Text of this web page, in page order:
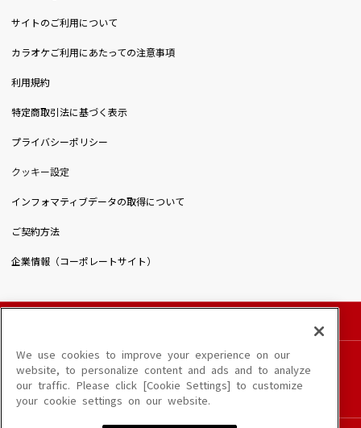
サイトのご利用について
カラオケご利用にあたっての注意事項
利用規約
特定商取引法に基づく表示
プライバシーポリシー
クッキー設定
インフォマティブデータの取得について
ご契約方法
企業情報（コーポレートサイト）
このサイトに掲載されている一切の文章・画像・写真・動画・音声等を、手段や形態を
問わず、著作権法の定める範囲を超えて無断で複製、転載、ファイル化などすることを
禁じます。
楽曲及びコンテンツは、端末や配信状況によりご利用いただけない場合があります。
楽曲によりMYリスト保存ができない場合があります。
We use cookies to improve your experience on our
website, to personalize content and ads and to analyze
our traffic. Please click [Cookie Settings] to customize
your cookie settings on our website.